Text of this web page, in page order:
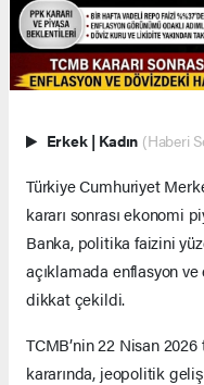
Erkek | Kadın (Haberi
Türkiye Cumhuriyet
kararı sonrası ekonomi
Banka, politika faizini
açıklamada enflasyon
dikkat çekildi.
TCMB’nin 22 Nisan
kararında, jeopolitik